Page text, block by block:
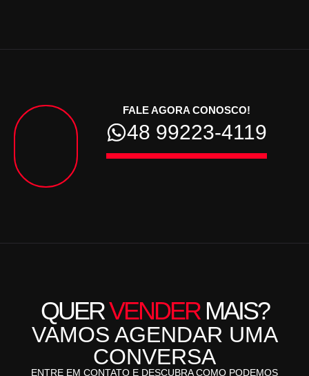
FALE AGORA CONOSCO!
48 99223-4119
QUERVENDERMAIS?
VAMOS AGENDAR UMA
CONVERSA
ENTRE EM CONTATO E DESCUBRA COMO PODEMOS